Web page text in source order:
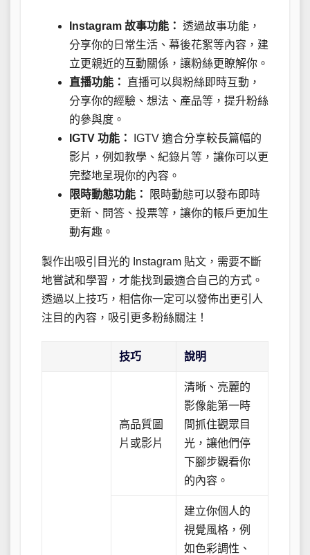
Instagram 故事功能： 透過故事功能，
分享你的日常生活、幕後花絮等內容，建
立更親近的互動關係，讓粉絲更瞭解你。
直播功能：
直播可以與粉絲即時互動，
分享你的經驗、想法、產品等，提升粉絲
的參與度。
IGTV 功能：
IGTV 適合分享較長篇幅的
影片，例如教學、紀錄片等，讓你可以更
完整地呈現你的內容。
限時動態功能：
限時動態可以發布即時
更新、問答、投票等，讓你的帳戶更加生
動有趣。
製作出吸引目光的 Instagram 貼文，需要不斷
地嘗試和學習，才能找到最適合自己的方式。
透過以上技巧，相信你一定可以發佈出更引人
注目的內容，吸引更多粉絲關注！
技巧 說明
高品質圖
片或影片
清晰、亮麗的
影像能第一時
間抓住觀眾目
光，讓他們停
下腳步觀看你
的內容。
建立你個人的
視覺風格，例
如色彩調性、